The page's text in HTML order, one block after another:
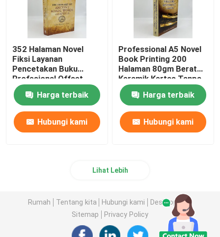
352 Halaman Novel
Fiksi Layanan
Pencetakan Buku
Profesional Offset
Printing 80gsm
Harga terbaik
Hubungi kami
Professional A5 Novel
Book Printing 200
Halaman 80gm Berat
Keramik Kertas Tanpa
Lapisan
Harga terbaik
Hubungi kami
Lihat Lebih
Rumah Tentang kita Hubungi kami
Desktop Site
Sitemap
Privacy Policy